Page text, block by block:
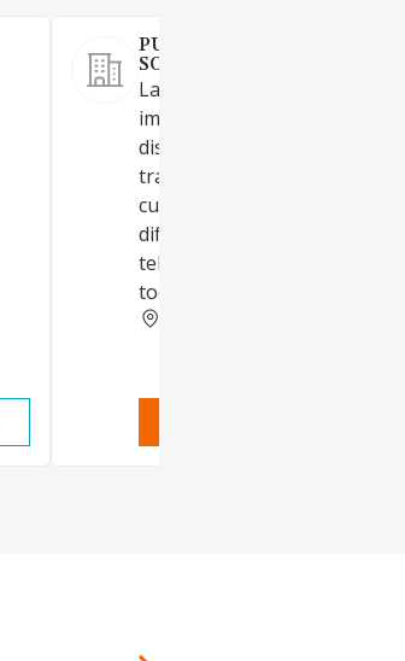
PUBLICIDAD GORBEA
SOCIEDAD LIMITADA.
La sociedad tiene por objeto
impresión, edición,
distribución, directamente o
través de terceros, y
cualesquiera de los medios
difusión escritos, de radio,
televisión u otros
todo tipo de anuncios y